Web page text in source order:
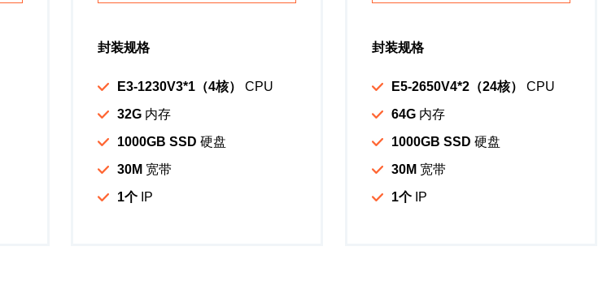
封装规格
E3-1230V3*1（4核）
CPU
32G 内存
1000GB SSD 硬盘
30M 宽带
1个 IP
封装规格
E5-2650V4*2（24核）
CPU
64G内存
1000GB SSD 硬盘
30M 宽带
1个IP